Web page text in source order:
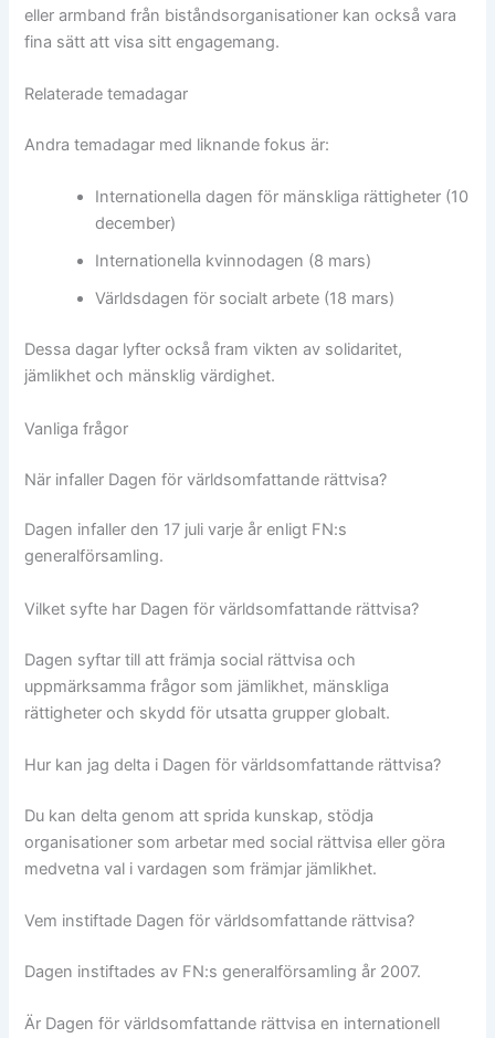
eller armband från biståndsorganisationer kan också vara
fina sätt att visa sitt engagemang.
Relaterade temadagar
Andra temadagar med liknande fokus är:
Internationella dagen för mänskliga rättigheter (10
december)
Internationella kvinnodagen (8 mars)
Världsdagen för socialt arbete (18 mars)
Dessa dagar lyfter också fram vikten av solidaritet,
jämlikhet och mänsklig värdighet.
Vanliga frågor
När infaller Dagen för världsomfattande rättvisa?
Dagen infaller den 17 juli varje år enligt FN:s
generalförsamling.
Vilket syfte har Dagen för världsomfattande rättvisa?
Dagen syftar till att främja social rättvisa och
uppmärksamma frågor som jämlikhet, mänskliga
rättigheter och skydd för utsatta grupper globalt.
Hur kan jag delta i Dagen för världsomfattande rättvisa?
Du kan delta genom att sprida kunskap, stödja
organisationer som arbetar med social rättvisa eller göra
medvetna val i vardagen som främjar jämlikhet.
Vem instiftade Dagen för världsomfattande rättvisa?
Dagen instiftades av FN:s generalförsamling år 2007.
Är Dagen för världsomfattande rättvisa en internationell